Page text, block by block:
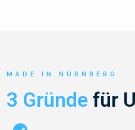
MADE IN NÜRNBERG
3 Gründe für